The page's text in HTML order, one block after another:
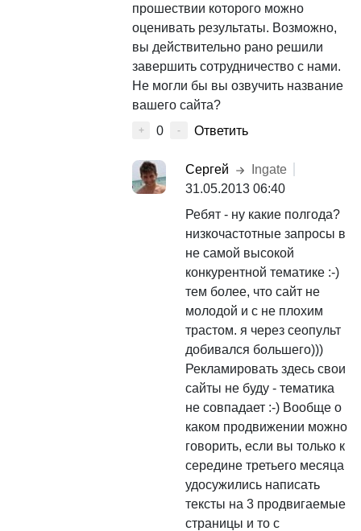
прошествии которого можно
оценивать результаты. Возможно,
вы действительно рано решили
завершить сотрудничество с нами.
Не могли бы вы озвучить название
вашего сайта?
+ 0 - Ответить
Сергей
Ingate
31.05.2013 06:40
Ребят - ну какие полгода?
низкочастотные запросы в
не самой высокой
конкурентной тематике :-)
тем более, что сайт не
молодой и с не плохим
трастом. я через сеопульт
добивался большего)))
Рекламировать здесь свои
сайты не буду - тематика
не совпадает :-) Вообще о
каком продвижении можно
говорить, если вы только к
середине третьего месяца
удосужились написать
тексты на 3 продвигаемые
страницы и то с